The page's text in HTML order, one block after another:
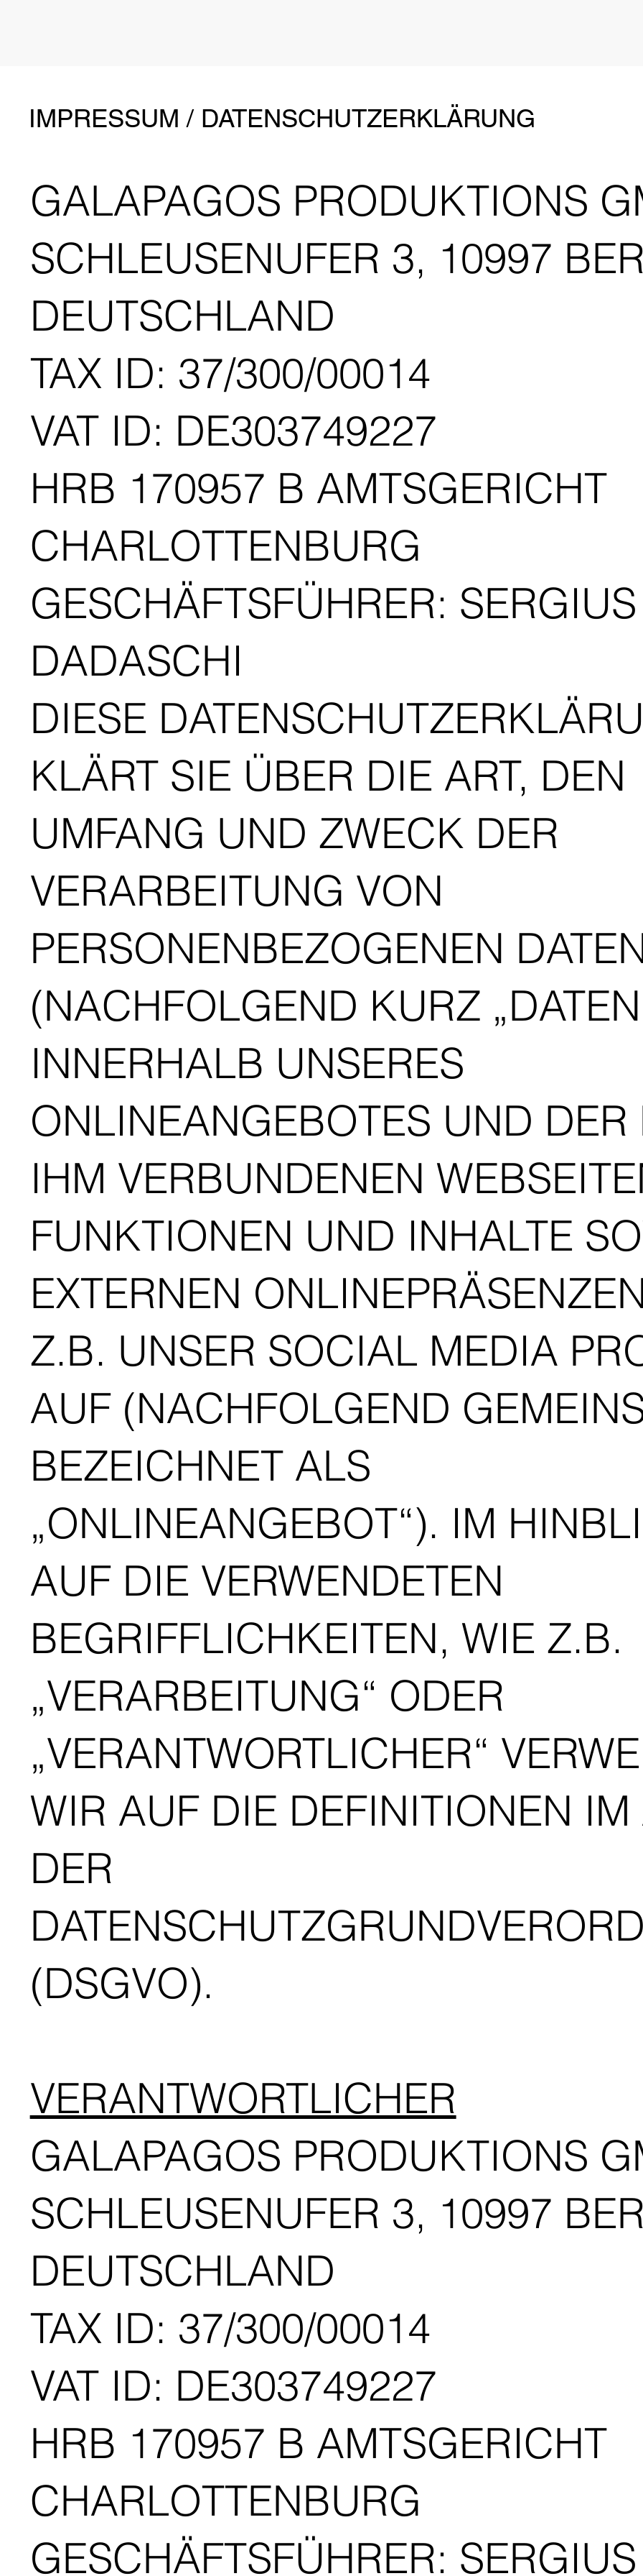
IMPRESSUM / DATENSCHUTZERKLÄRUNG
GALAPAGOS PRODUKTIONS
SCHLEUSENUFER 3, 10997
DEUTSCHLAND
TAX ID: 37/300/00014
VAT ID: DE303749227
HRB 170957 B AMTSGERICHT
CHARLOTTENBURG
GESCHÄFTSFÜHRER: SERGIUS
DADASCHI
DIESE
KLÄRT SIE ÜBER DIE ART, DEN
UMFANG UND ZWECK DER
VERARBEITUNG VON
PERSONENBEZOGENEN
(NACHFOLGEND KURZ
INNERHALB UNSERES
ONLINEANGEBOTES UND DER
IHM VERBUNDENEN
FUNKTIONEN UND INHALTE
EXTERNEN
Z.B. UNSER SOCIAL MEDIA
AUF (NACHFOLGEND
BEZEICHNET ALS
„ONLINEANGEBOT“). IM
AUF DIE VERWENDETEN
BEGRIFFLICHKEITEN, WIE Z.B.
„VERARBEITUNG“ ODER
„VERANTWORTLICHER“
WIR AUF DIE DEFINITIONEN IM
DER
(DSGVO).
VERANTWORTLICHER
GALAPAGOS PRODUKTIONS
SCHLEUSENUFER 3, 10997
DEUTSCHLAND
TAX ID: 37/300/00014
VAT ID: DE303749227
HRB 170957 B AMTSGERICHT
CHARLOTTENBURG
GESCHÄFTSFÜHRER: SERGIUS